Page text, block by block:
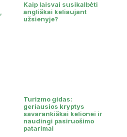
Kaip laisvai susikalbėti
angliškai keliaujant
užsienyje?
Turizmo gidas:
geriausios kryptys
savarankiškai kelionei ir
naudingi pasiruošimo
patarimai